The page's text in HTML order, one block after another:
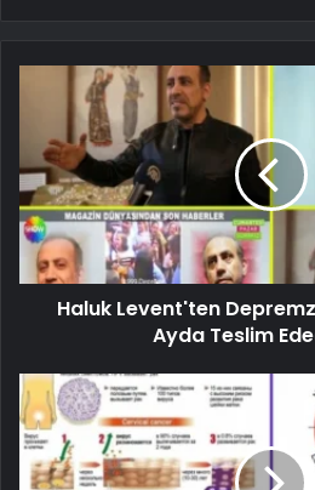
Haluk Levent'ten
Ayda Teslim